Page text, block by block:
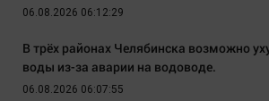
06.08.2026 06:12:29
В трёх районах Челябинска возможно
воды из-за аварии на водоводе.
06.08.2026 06:07:55